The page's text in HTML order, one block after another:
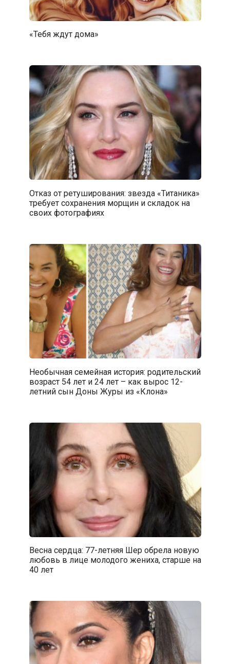
«Тебя ждут дома»
Отказ от ретуширования: звезда «Титаника»
требует сохранения морщин и складок на
своих фотографиях
Необычная семейная история: родительский
возраст 54 лет и 24 лет – как вырос 12-
летний сын Доны Журы из «Клона»
Весна сердца: 77-летняя Шер обрела новую
любовь в лице молодого жениха, старше на
40 лет